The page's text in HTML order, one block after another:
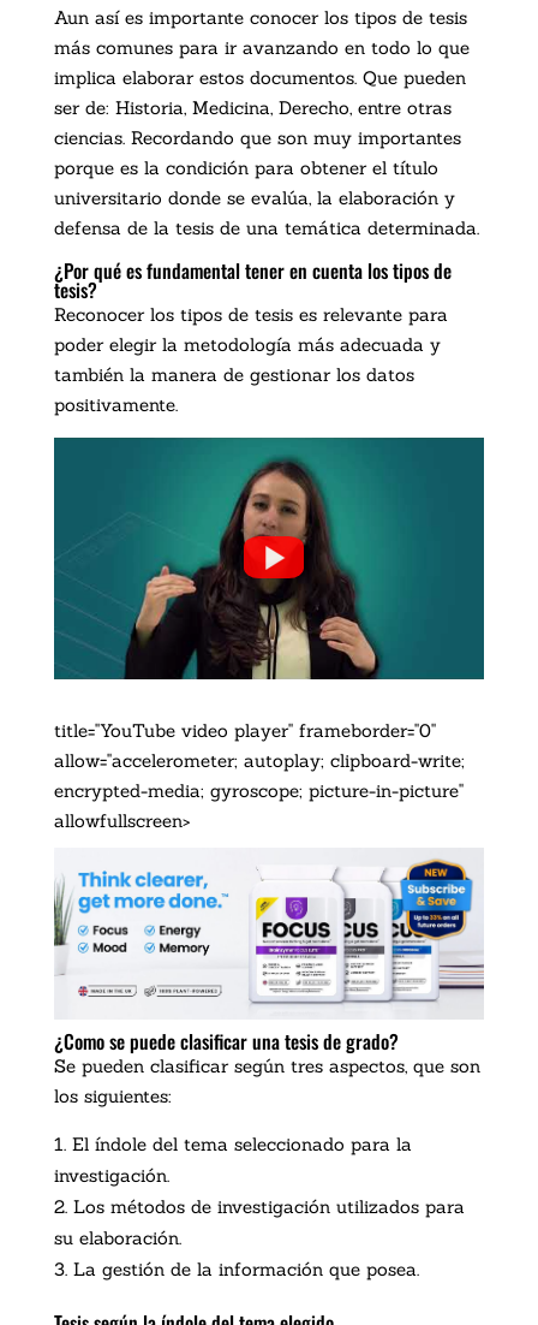
Aun así es importante conocer los tipos de tesis
más comunes para ir avanzando en todo lo que
implica elaborar estos documentos. Que pueden
ser de: Historia, Medicina, Derecho, entre otras
ciencias. Recordando que son muy importantes
porque es la condición para obtener el título
universitario donde se evalúa, la elaboración y
defensa de la tesis de una temática determinada.
¿Por qué es fundamental tener en cuenta los tipos de
tesis?
Reconocer los tipos de tesis es relevante para
poder elegir la metodología más adecuada y
también la manera de gestionar los datos
positivamente.
title="YouTube video player" frameborder="0"
allow="accelerometer; autoplay; clipboard-write;
encrypted-media; gyroscope; picture-in-picture"
allowfullscreen>
¿Como se puede clasificar una tesis de grado?
Se pueden clasificar según tres aspectos, que son
los siguientes:
El índole del tema seleccionado para la
investigación.
Los métodos de investigación utilizados para
su elaboración.
La gestión de la información que posea.